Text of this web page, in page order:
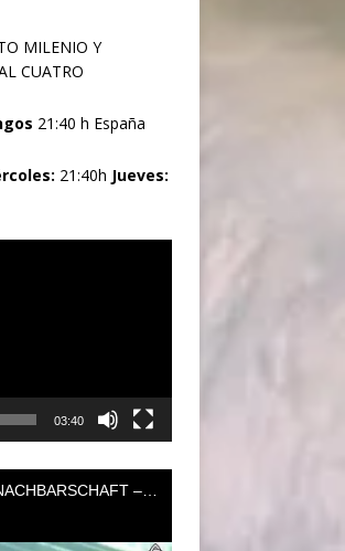
MILENIO Y
CUATRO
21:40 h España
21:40h Jueves:
03:40